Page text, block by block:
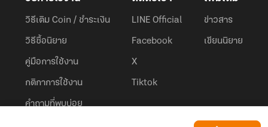
วิธีเติม Coin / ชำระเงิน
วิธีซื้อนิยาย
คู่มือการใช้งาน
กติกาการใช้งาน
คำถามที่พบบ่อย
LINE Official
Facebook
X
Tiktok
ข่าวสาร
เขียนนิยาย